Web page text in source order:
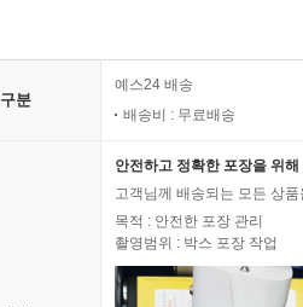
분
예스24 배송
배송비 : 무료배송
안전하고 정확한 포장을 위
고객님께 배송되는 모든 상
목적 : 안전한 포장 관리
촬영범위 : 박스 포장 작업